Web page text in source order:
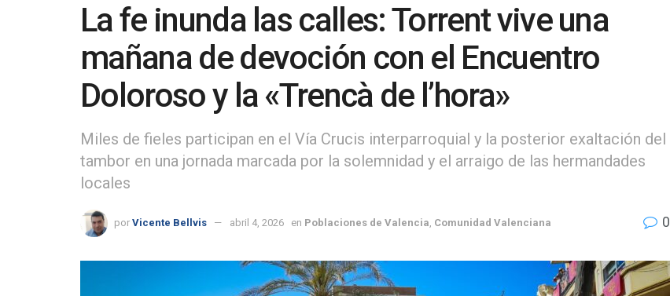
La fe inunda las calles: Torrent vive una
mañana de devoción con el Encuentro
Doloroso y la «Trencà de l’hora»
Miles de fieles participan en el Vía Crucis interparroquial y la posterior exaltación del
tambor en una jornada marcada por la solemnidad y el arraigo de las hermandades
locales
por Vicente Bellvis abril 4, 2026 en Poblaciones de Valencia Comunidad Valenciana 0